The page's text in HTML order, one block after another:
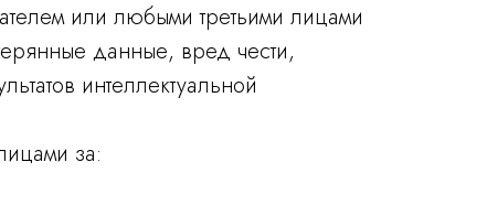
или любыми третьими лицами
данные, вред чести,
интеллектуальной
за: